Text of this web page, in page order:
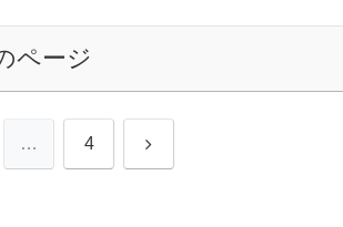
ページ
… 4 次